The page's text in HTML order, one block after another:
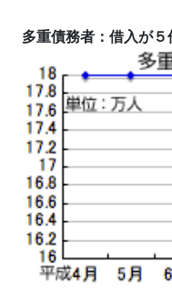
多重債務者：借入が